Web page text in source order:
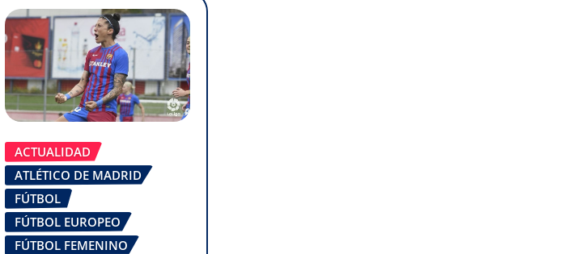
ACTUALIDAD
ATLÉTICO DE MADRID
FÚTBOL
FÚTBOL EUROPEO
FÚTBOL FEMENINO